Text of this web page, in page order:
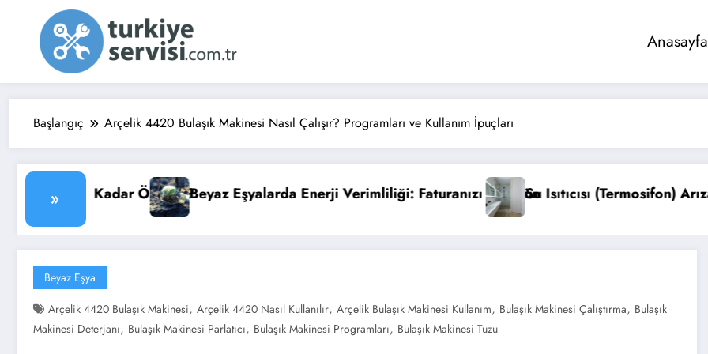
Anasayfa
Başlangıç Arçelik 4420 Bulaşık Makinesi Nasıl Çalışır? Programları ve Kullanım İpuçları
»Enerji Verimliliği: Faturanızı DüşürünSu Isıtıcısı (Termosifon) Arıza Belirtileri ve Bakımı Elektrikli
Beyaz Eşya
Arçelik 4420 Bulaşık Makinesi, Arçelik 4420 Nasıl Kullanılır, Arçelik Bulaşık Makinesi Kullanım, Bulaşık Makinesi Çalıştırma, Bulaşık
Makinesi Deterjanı, Bulaşık Makinesi Parlatıcı, Bulaşık Makinesi Programları, Bulaşık Makinesi Tuzu